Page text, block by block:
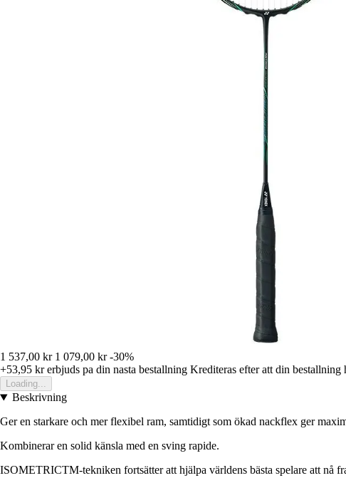
1 537,00 kr 1 079,00 kr -30%
+53,95 krerbjuds pa din nasta bestallning Krediteras efter att din bestallning
Loading...
Beskrivning
Ger en starkare och mer flexibel ram, samtidigt som ökad nackflex ger
Kombinerar en solid känsla med en sving rapide.
ISOMETRICTM-tekniken fortsätter att hjälpa världens bästa spelare att nå